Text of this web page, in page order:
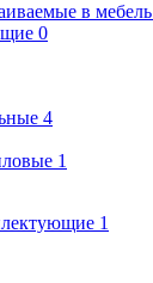
в мебель
0
4
1
1